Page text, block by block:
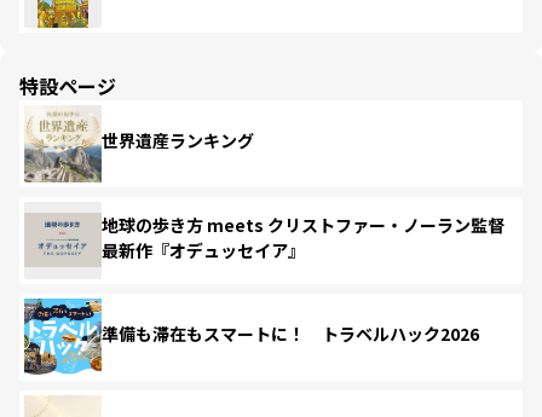
特設ページ
世界遺産ランキング
地球の歩き方 meets クリストファー・ノーラン監督
最新作『オデュッセイア』
準備も滞在もスマートに！ トラベルハック2026